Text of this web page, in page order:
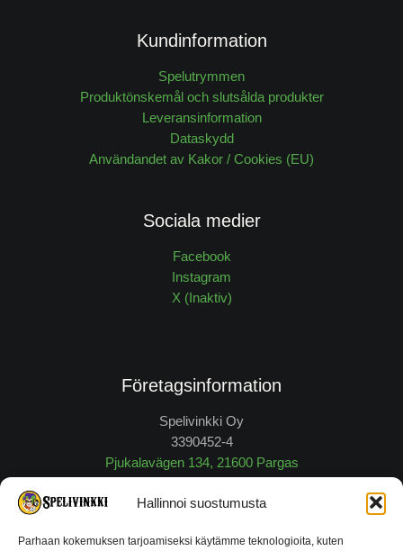
Hallinnoi suostumusta
Parhaan kokemuksen tarjoamiseksi käytämme teknologioita, kuten
Kundinformation
Spelutrymmen
Produktönskemål och slutsålda produkter
Leveransinformation
Dataskydd
Användandet av Kakor / Cookies (EU)
Sociala medier
Facebook
Instagram
X (Inaktiv)
Företagsinformation
Spelivinkki Oy
3390452-4
Pjukalavägen 134, 21600 Pargas